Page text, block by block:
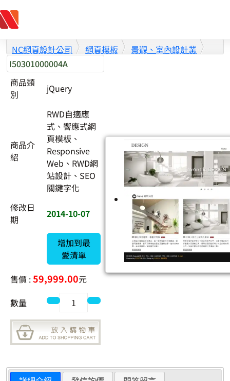
跳至主要內容
NC網頁設計公司 網頁模板
景觀、室內設計業
I50301000004A
商品類
別
jQuery
商品介
紹
RWD自適應
式、響應式網
頁模板、
Responsive
Web、RWD網
站設計、SEO
關鍵字化
修改日
期
2014-10-07
增加到最
愛清單
售價 :59,999.00元
數量